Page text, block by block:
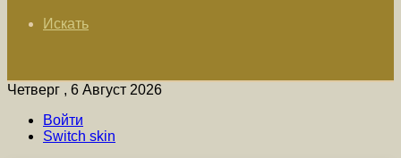
Искать
Четверг , 6 Август 2026
Войти
Switch skin